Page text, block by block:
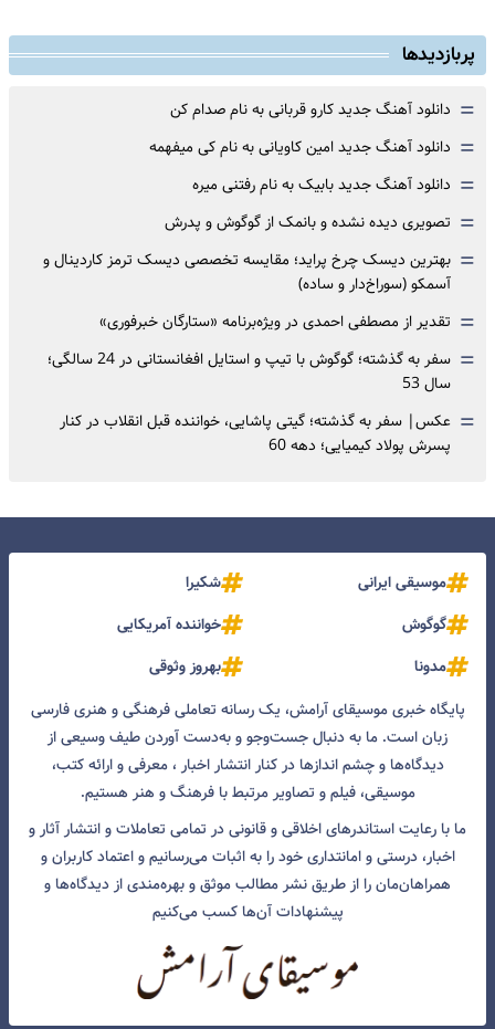
پربازدیدها
= دانلود آهنگ جدید کارو قربانی به نام صدام کن
= دانلود آهنگ جدید امین کاویانی به نام کی میفهمه
= دانلود آهنگ جدید بابیک به نام رفتنی میره
= تصویری دیده نشده و بانمک از گوگوش و پدرش
= بهترین دیسک چرخ پراید؛ مقایسه تخصصی دیسک ترمز کاردینال و
آسمکو (سوراخ‌دار و ساده)
= تقدیر از مصطفی احمدی در ویژه‌برنامه «ستارگان خبرفوری»
=
سفر به گذشته؛ گوگوش با تیپ و استایل افغانستانی در 24 سالگی؛
سال 53
= عکس| سفر به گذشته؛ گیتی پاشایی، خواننده قبل انقلاب در کنار
پسرش پولاد کیمیایی؛ دهه 60
موسیقی ایرانی
شکیرا
گوگوش
خواننده آمریکایی
مدونا
بهروز وثوقی
پایگاه خبری موسیقای آرامش، یک رسانه تعاملی فرهنگی و هنری فارسی
زبان است. ما به دنبال جست‌و‌جو و به‌دست آوردن طیف وسیعی از
دیدگاه‌ها و چشم انداز‌ها در کنار انتشار اخبار ، معرفی و ارائه کتب،
موسیقی، فیلم و تصاویر مرتبط با فرهنگ و هنر هستیم.
ما با رعایت استاندرهای اخلاقی و قانونی در تمامی تعاملات و انتشار آثار و
اخبار، درستی و امانتداری خود را به اثبات می‌رسانیم و اعتماد کاربران و
همراهان‌مان را از طریق نشر مطالب موثق و بهره‌مندی از دیدگاه‌ها و
پیشنهادات آن‌ها کسب می‌کنیم